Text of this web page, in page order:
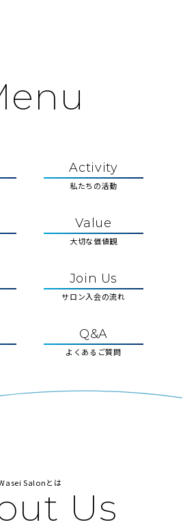
Activity
私たちの活動
Value
大切な価値観
Join Us
サロン入会の流れ
Q&A
よくあるご質問
Salonとは
Us